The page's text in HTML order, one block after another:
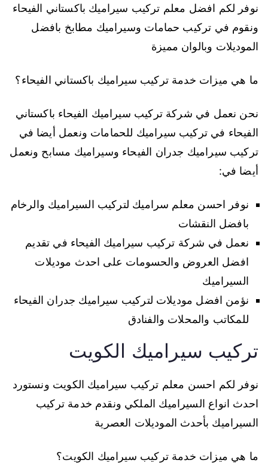
نوفر لكم افضل معلم تركيب سيراميك باكستاني الفيحاء
ونقوم في تركيب حمامات وسيراميك مطابخ بافضل
الموديلات وبالوان مميزة
ما هي ميزات خدمة تركيب سيراميك باكستاني الفيحاء؟
نحن نعمل في شركة تركيب سيراميك الفيحاء باكستاني
الفيحاء في تركيب سيراميك للحمامات ونعمل أيضا في
تركيب سيراميك جدران الفيحاء وسيراميك مسابح ونعمل
أيضا في:
نوفر احسن معلم سراميك لتركيب السيراميك والرخام
بافضل النقشات
نعمل في شركة تركيب سيراميك الفيحاء في تقديم
افضل العروض والحسومات على احدث موديلات
السيراميك
نؤمن افضل موديلات لتركيب سيراميك جدران الفيحاء
للمكاتب والمحلات والفنادق
تركيب سيراميك الكويت
نوفر لكم احسن معلم تركيب سيراميك الكويت ونستورد
احدث انواع السيراميك الملكي ونقدم خدمة تركيب
السيراميك بأحدث الموديلات العصرية
ما هي ميزات خدمة تركيب سيراميك الكويت؟